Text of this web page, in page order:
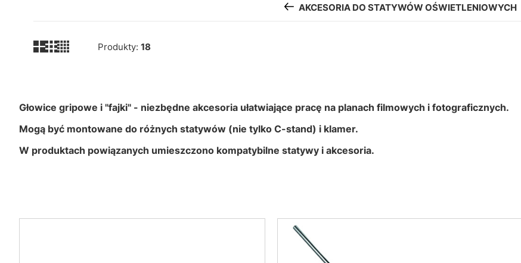
AKCESORIA DO STATYWÓW OŚWIETLENIOWYCH
Produkty: 18
Głowice gripowe i ''fajki'' - niezbędne akcesoria ułatwiające pracę na planach filmowych i fotograficznych.
Mogą być montowane do różnych statywów (nie tylko C-stand) i klamer.
W produktach powiązanych umieszczono kompatybilne statywy i akcesoria.